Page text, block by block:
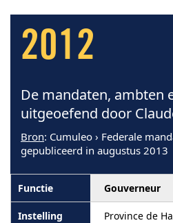
2012
De mandaten, ambten
uitgeoefend door
Bron: Cumuleo › Federale
gepubliceerd in augustus 2013
Gouverneur
Province de